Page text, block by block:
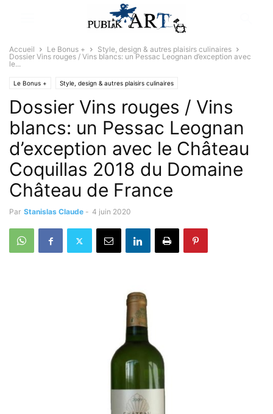
Accueil Le Bonus +
Style, design & autres plaisirs culinaires
Dossier Vins rouges / Vins blancs: un Pessac Leognan d’exception avec
le...
Le Bonus + Style, design & autres plaisirs culinaires
Dossier Vins rouges / Vins
blancs: un Pessac Leognan
d’exception avec le Château
Coquillas 2018 du Domaine
Château de France
Par Stanislas Claude - 4 juin 2020